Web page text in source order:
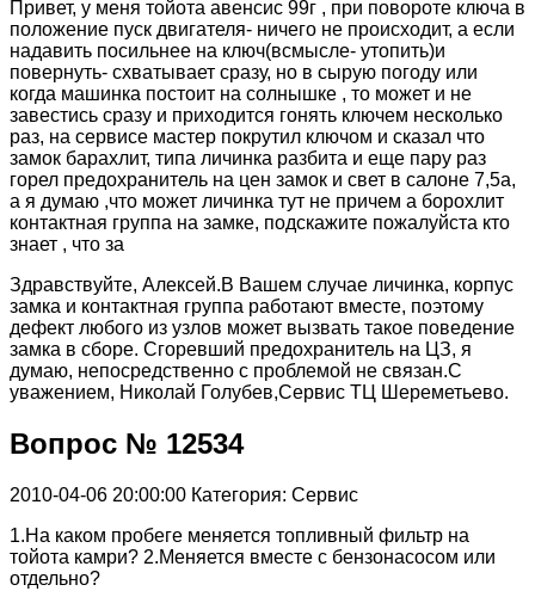
Привет, у меня тойота авенсис 99г , при повороте ключа в
положение пуск двигателя- ничего не происходит, а если
надавить посильнее на ключ(всмысле- утопить)и
повернуть- схватывает сразу, но в сырую погоду или
когда машинка постоит на солнышке , то может и не
завестись сразу и приходится гонять ключем несколько
раз, на сервисе мастер покрутил ключом и сказал что
замок барахлит, типа личинка разбита и еще пару раз
горел предохранитель на цен замок и свет в салоне 7,5а,
а я думаю ,что может личинка тут не причем а борохлит
контактная группа на замке, подскажите пожалуйста кто
знает , что за
Здравствуйте, Алексей.В Вашем случае личинка, корпус
замка и контактная группа работают вместе, поэтому
дефект любого из узлов может вызвать такое поведение
замка в сборе. Сгоревший предохранитель на ЦЗ, я
думаю, непосредственно с проблемой не связан.С
уважением, Николай Голубев,Сервис ТЦ Шереметьево.
Вопрос № 12534
2010-04-06 20:00:00 Категория: Сервис
1.На каком пробеге меняется топливный фильтр на
тойота камри? 2.Меняется вместе с бензонасосом или
отдельно?